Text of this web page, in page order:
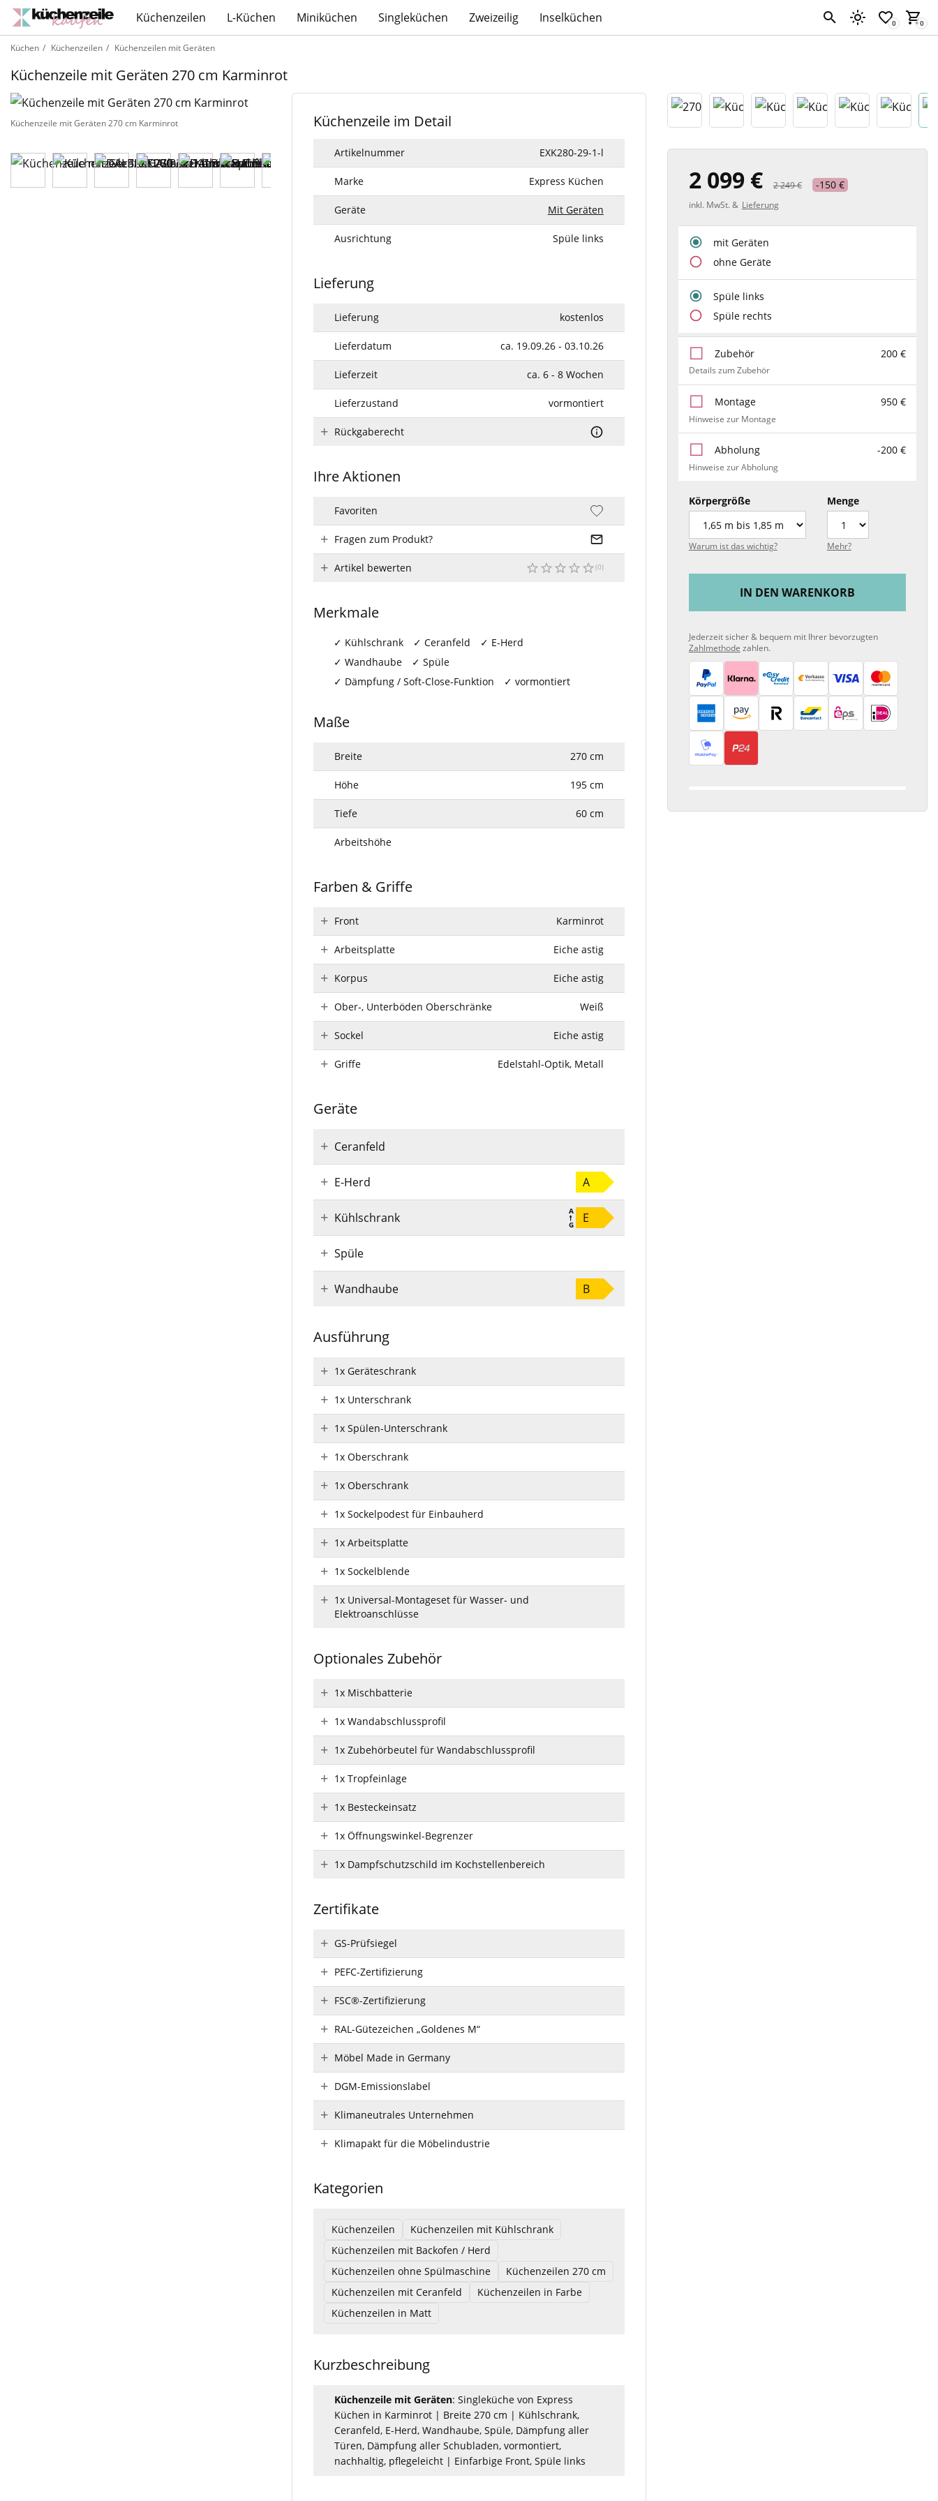
Küchenzeilen L-Küchen Miniküchen Singleküchen Zweizeilig Inselküchen
Küchen Küchenzeilen Küchenzeilen mit Geräten
Küchenzeile mit Geräten 270 cm Karminrot
Küchenzeile mit Geräten 270 cm Karminrot
2 099 € 2 249 € -150 €
inkl. MwSt. & Lieferung
mit Geräten
ohne Geräte
Spüle links
Spüle rechts
Zubehör 200 €
Details zum Zubehör
Montage 950 €
Hinweise zur Montage
Abholung -200 €
Hinweise zur Abholung
Körpergröße
Warum ist das wichtig?
Menge
Mehr?
IN DEN WARENKORB
Jederzeit sicher & bequem mit Ihrer bevorzugten
Zahlmethode zahlen.
Küchenzeile im Detail
Artikelnummer EXK280-29-1-l
Marke Express Küchen
Geräte Mit Geräten
Ausrichtung Spüle links
Lieferung
Lieferung kostenlos
Lieferdatum ca. 19.09.26 - 03.10.26
Lieferzeit ca. 6 - 8 Wochen
Lieferzustand vormontiert
Rückgaberecht
Ihre Aktionen
Favoriten
Fragen zum Produkt?
Artikel bewerten
Merkmale
Kühlschrank Ceranfeld
E-Herd
Wandhaube
Spüle
Dämpfung / Soft-Close-Funktion
vormontiert
Maße
Breite 270 cm
Höhe 195 cm
Tiefe 60 cm
Arbeitshöhe
Farben & Griffe
Front Karminrot
Arbeitsplatte Eiche astig
Korpus Eiche astig
Ober-, Unterböden Oberschränke Weiß
Sockel Eiche astig
Griffe Edelstahl-Optik, Metall
Geräte
Ceranfeld
E-Herd A
Kühlschrank E
Spüle
Wandhaube B
Ausführung
1x Geräteschrank
1x Unterschrank
1x Spülen-Unterschrank
1x Oberschrank
1x Oberschrank
1x Sockelpodest für Einbauherd
1x Arbeitsplatte
1x Sockelblende
1x Universal-Montageset für Wasser- und
Elektroanschlüsse
Optionales Zubehör
1x Mischbatterie
1x Wandabschlussprofil
1x Zubehörbeutel für Wandabschlussprofil
1x Tropfeinlage
1x Besteckeinsatz
1x Öffnungswinkel-Begrenzer
1x Dampfschutzschild im Kochstellenbereich
Zertifikate
GS-Prüfsiegel
PEFC-Zertifizierung
FSC®-Zertifizierung
RAL-Gütezeichen „Goldenes M“
Möbel Made in Germany
DGM-Emissionslabel
Klimaneutrales Unternehmen
Klimapakt für die Möbelindustrie
Kategorien
Küchenzeilen
Küchenzeilen mit Kühlschrank
Küchenzeilen mit Backofen / Herd
Küchenzeilen ohne Spülmaschine
Küchenzeilen 270 cm
Küchenzeilen mit Ceranfeld
Küchenzeilen in Farbe
Küchenzeilen in Matt
Kurzbeschreibung
Küchenzeile mit Geräten: Singleküche von Express
Küchen in Karminrot | Breite 270 cm | Kühlschrank,
Ceranfeld, E-Herd, Wandhaube, Spüle, Dämpfung aller
Türen, Dämpfung aller Schubladen, vormontiert,
nachhaltig, pflegeleicht | Einfarbige Front, Spüle links